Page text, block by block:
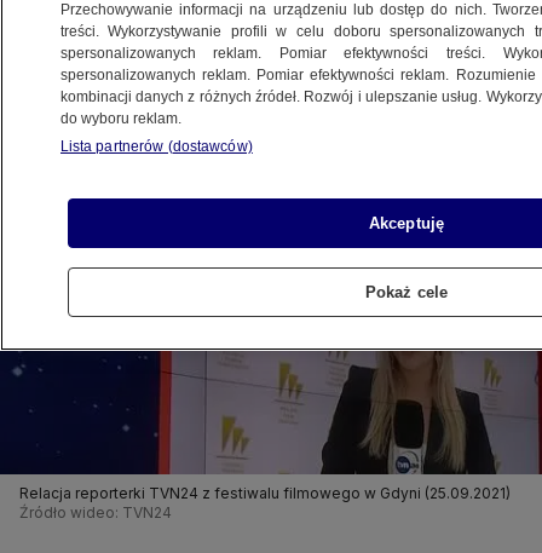
Tomasz-Marcin Wrona
25.09.2021, 21:32
Udostępnij
Relacja reporterki TVN24 z festiwalu filmowego w Gdyni (25.09.2021)
Źródło wideo: TVN24
Przechowywanie informacji na urządzeniu lub dostęp do nich.
treści. Wykorzystywanie profili w celu doboru spersonalizowanych
spersonalizowanych reklam. Pomiar efektywności treści.
spersonalizowanych reklam. Pomiar efektywności reklam.
kombinacji danych z różnych źródeł. Rozwój i ulepszanie usług.
do wyboru reklam.
Lista partnerów (dostawców)
Akceptuję
Pokaż cele